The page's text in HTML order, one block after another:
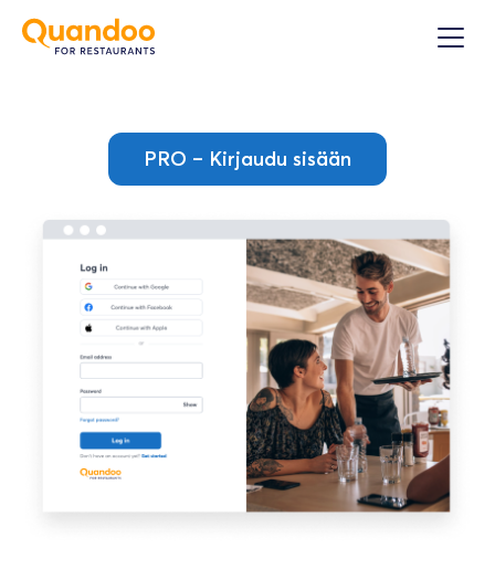
PRO – Kirjaudu sisään